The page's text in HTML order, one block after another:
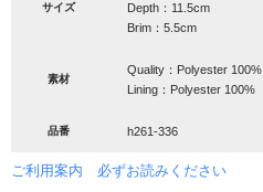
サイズ
Depth：11.5cm
Brim：5.5cm
素材
Quality：Polyester 100%
Lining：Polyester 100%
品番 h261-336
ご利用案内 必ずお読みください